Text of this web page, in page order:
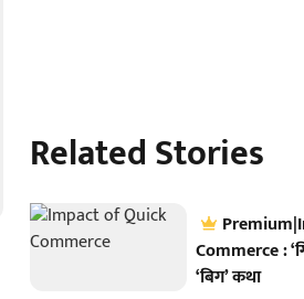
Related Stories
Commerce :
‘बिग’ कथा